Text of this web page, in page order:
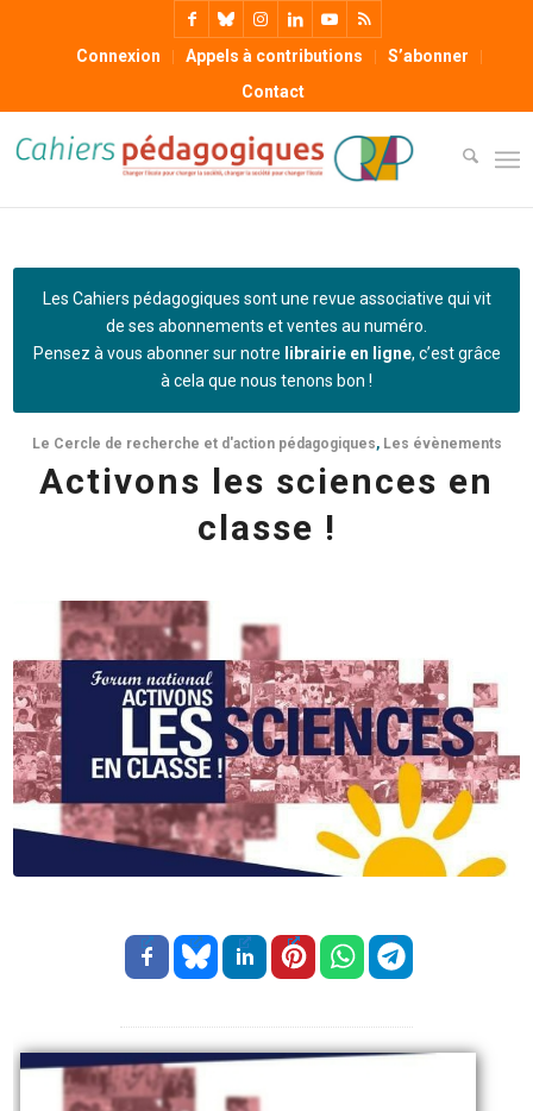
Connexion Appels à contributions
S’abonner
Contact
Les Cahiers pédagogiques sont une revue associative qui vit
de ses abonnements et ventes au numéro.
Pensez à vous abonner sur notre librairie en ligne, c’est grâce
à cela que nous tenons bon !
Le Cercle de recherche et d'action pédagogiques, Les évènements
Activons les sciences en
classe !